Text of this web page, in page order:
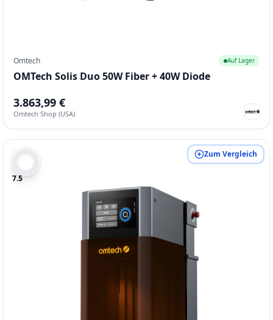
Omtech Auf Lager
OMTech Solis Duo 50W Fiber + 40W Diode
3.863,99 €
Omtech Shop (USA)
7.5
Zum Vergleich